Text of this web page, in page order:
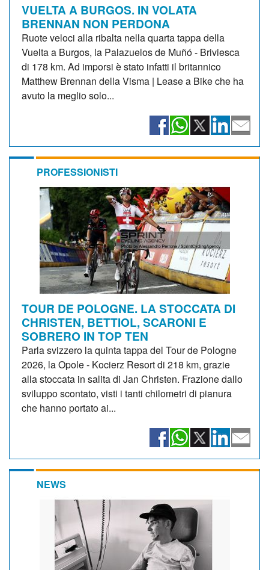
VUELTA A BURGOS. IN VOLATA
BRENNAN NON PERDONA
Ruote veloci alla ribalta nella quarta tappa della
Vuelta a Burgos, la Palazuelos de Muñó - Briviesca
di 178 km. Ad imporsi è stato infatti il britannico
Matthew Brennan della Visma | Lease a Bike che ha
avuto la meglio solo...
PROFESSIONISTI
TOUR DE POLOGNE. LA STOCCATA DI
CHRISTEN, BETTIOL, SCARONI E
SOBRERO IN TOP TEN
Parla svizzero la quinta tappa del Tour de Pologne
2026, la Opole - Kocierz Resort di 218 km, grazie
alla stoccata in salita di Jan Christen. Frazione dallo
sviluppo scontato, visti i tanti chilometri di pianura
che hanno portato ai...
NEWS